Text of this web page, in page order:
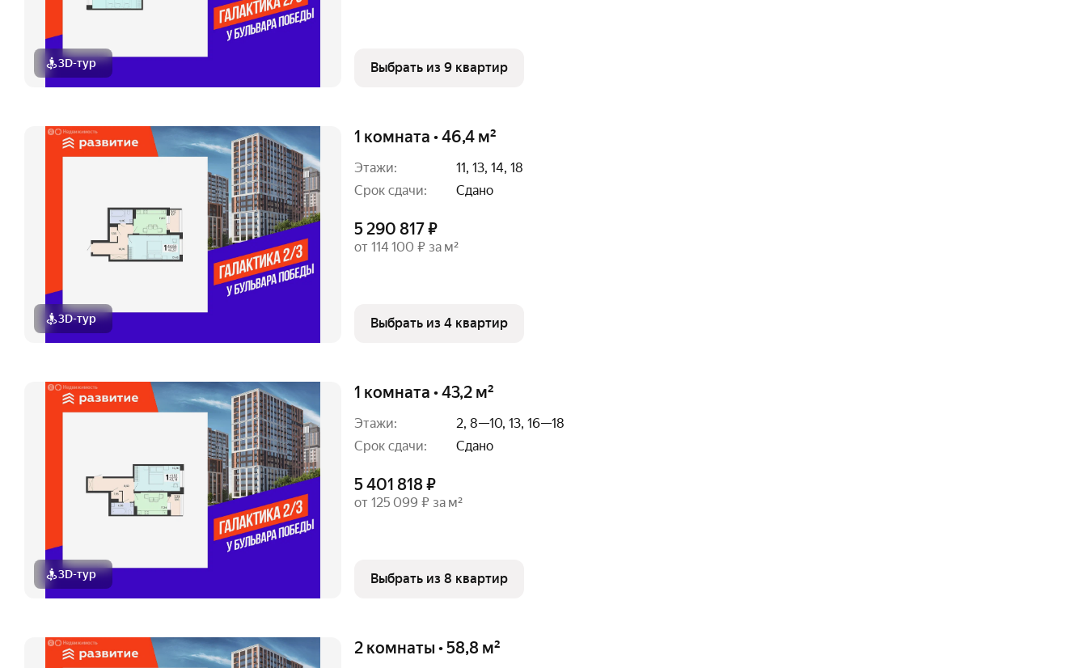
3D-тур Выбрать из 9 квартир
3D-тур
1 комната • 46,4 м²
Этажи:
11, 13, 14, 18
Срок сдачи:
Сдано
5 290 817 ₽
от 114 100 ₽ за м²
Выбрать из 4 квартир
3D-тур
1 комната • 43,2 м²
Этажи:
2, 8—10, 13, 16—18
Срок сдачи:
Сдано
5 401 818 ₽
от 125 099 ₽ за м²
Выбрать из 8 квартир
2 комнаты • 58,8 м²